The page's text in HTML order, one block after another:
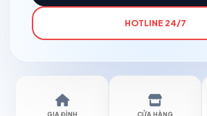
HOTLINE 24/7
GIA ĐÌNH CỬA HÀNG